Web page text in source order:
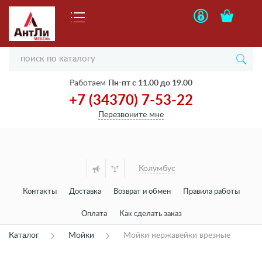
Работаем Пн-пт с 11.00 до 19.00
+7 (34370) 7-53-22
Перезвоните мне
Колумбус
Контакты Доставка Возврат и обмен Правила работы
Оплата Как сделать заказ
Каталог Мойки Мойки нержавейки врезные